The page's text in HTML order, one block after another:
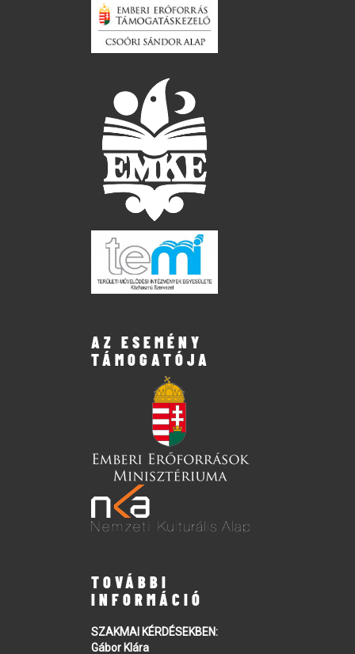
AZ ESEMÉNY
TÁMOGATÓJA
TOVÁBBI
INFORMÁCIÓ
SZAKMAI KÉRDÉSEKBEN:
Gábor Klára